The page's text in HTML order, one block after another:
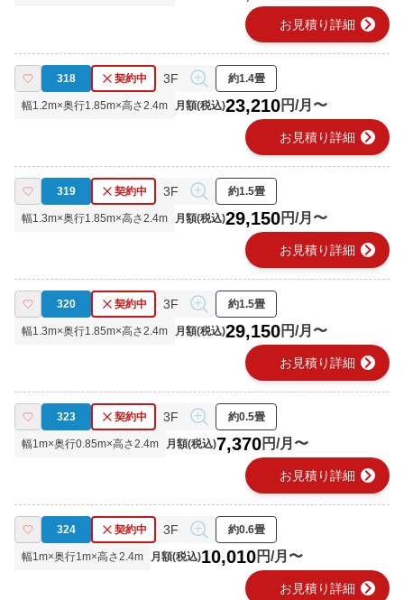
お見積り詳細 chevron_right
318 契約中 3F 約1.4畳
幅1.2m×奥行1.85m×高さ2.4m 月額(税込)23,210円/月〜
お見積り詳細 chevron_right
319 契約中 3F 約1.5畳
幅1.3m×奥行1.85m×高さ2.4m 月額(税込)29,150円/月〜
お見積り詳細 chevron_right
320 契約中 3F 約1.5畳
幅1.3m×奥行1.85m×高さ2.4m 月額(税込)29,150円/月〜
お見積り詳細 chevron_right
323 契約中 3F 約0.5畳
幅1 m×奥行0.85m×高さ2.4m 月額(税込)7,370円/月〜
お見積り詳細 chevron_right
324 契約中 3F 約0.6畳
幅1 m×奥行1 m×高さ2.4m 月額(税込)10,010円/月〜
お見積り詳細 chevron_right